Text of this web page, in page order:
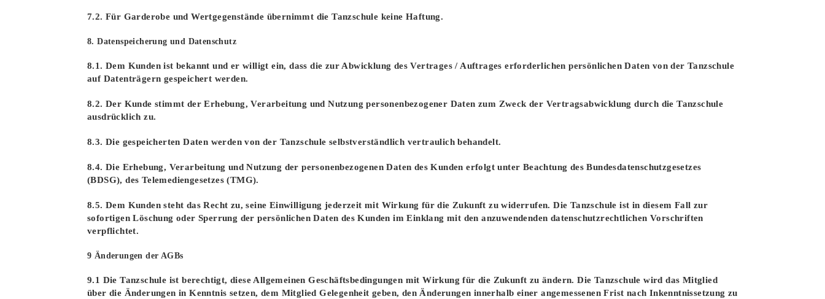
7.2. Für Garderobe und Wertgegenstände übernimmt die Tanzschule keine Haftung.
8. Datenspeicherung und Datenschutz
8.1. Dem Kunden ist bekannt und er willigt ein, dass die zur Abwicklung des Vertrages / Auftrages erforderlichen persönlichen Daten von der Tanzschule
auf Datenträgern gespeichert werden.
8.2. Der Kunde stimmt der Erhebung, Verarbeitung und Nutzung personenbezogener Daten zum Zweck der Vertragsabwicklung durch die Tanzschule
ausdrücklich zu.
8.3. Die gespeicherten Daten werden von der Tanzschule selbstverständlich vertraulich behandelt.
8.4. Die Erhebung, Verarbeitung und Nutzung der personenbezogenen Daten des Kunden erfolgt unter Beachtung des Bundesdatenschutzgesetzes
(BDSG), des Telemediengesetzes (TMG).
8.5. Dem Kunden steht das Recht zu, seine Einwilligung jederzeit mit Wirkung für die Zukunft zu widerrufen. Die Tanzschule ist in diesem Fall zur
sofortigen Löschung oder Sperrung der persönlichen Daten des Kunden im Einklang mit den anzuwendenden datenschutzrechtlichen Vorschriften
verpflichtet.
9 Änderungen der AGBs
9.1 Die Tanzschule ist berechtigt, diese Allgemeinen Geschäftsbedingungen mit Wirkung für die Zukunft zu ändern. Die Tanzschule wird das Mitglied
über die Änderungen in Kenntnis setzen, dem Mitglied Gelegenheit geben, den Änderungen innerhalb einer angemessenen Frist nach Inkenntnissetzung zu